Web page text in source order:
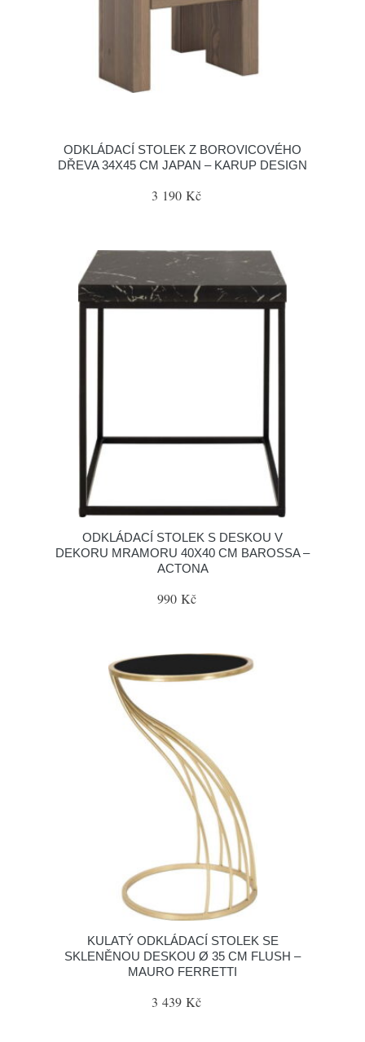
ODKLÁDACÍ STOLEK Z BOROVICOVÉHO
DŘEVA 34X45 CM JAPAN – KARUP DESIGN
3 190 Kč
ODKLÁDACÍ STOLEK S DESKOU V
DEKORU MRAMORU 40X40 CM BAROSSA –
ACTONA
990 Kč
KULATÝ ODKLÁDACÍ STOLEK SE
SKLENĚNOU DESKOU Ø 35 CM FLUSH –
MAURO FERRETTI
3 439 Kč